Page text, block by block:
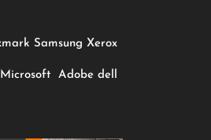
Samsung Xerox
Microsoft Adobe dell